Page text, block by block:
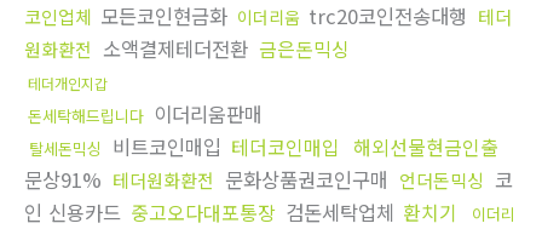
코인업체 모든코인현금화 이더리움 trc20코인전송대행 테더
원화환전 소액결제테더전환 금은돈믹싱
테더개인지갑
돈세탁해드립니다 이더리움판매
탈세돈믹싱 비트코인매입 테더코인매입 해외선물현금인출
문상91% 테더원화환전 문화상품권코인구매 언더돈믹싱 코
인 신용카드 중고오다대포통장 검돈세탁업체 환치기
이더리